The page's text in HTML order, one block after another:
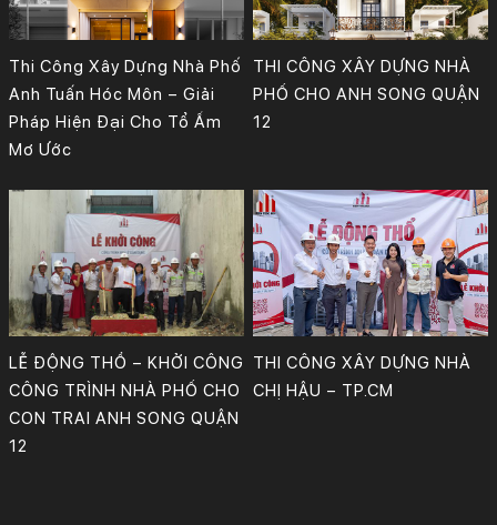
Thi Công Xây Dựng Nhà Phố
Anh Tuấn Hóc Môn – Giải
Pháp Hiện Đại Cho Tổ Ấm
Mơ Ước
THI CÔNG XÂY DỰNG NHÀ
PHỐ CHO ANH SONG QUẬN
12
LỄ ĐỘNG THỔ – KHỞI CÔNG
CÔNG TRÌNH NHÀ PHỐ CHO
CON TRAI ANH SONG QUẬN
12
THI CÔNG XÂY DỰNG NHÀ
CHỊ HẬU – TP.CM